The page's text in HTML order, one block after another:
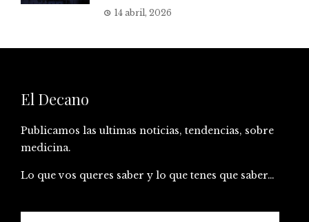
14 abril, 2026
El Decano
Publicamos las ultimas noticias, tendencias, sobre
medicina.
Lo que vos queres saber y lo que tenes que saber…